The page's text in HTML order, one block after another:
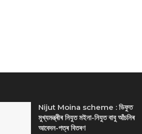
Nijut Moina scheme : ডিফুত
মুখ্যমন্ত্ৰীৰ নিযুত মইনা-নিযুত বাবু আঁচনিৰ
আবেদন-পত্ৰ বিতৰণ